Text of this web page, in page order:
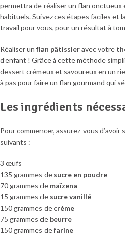
permettra de réaliser un flan onctueux
habituels. Suivez ces étapes faciles et
travail pour vous, pour un résultat à
Réaliser un flan pâtissieravec votre
d’enfant ! Grâce à cette méthode
dessert crémeux et savoureux en un
à pas pour faire un flan gourmand qui
Les ingrédients
Pour commencer, assurez-vous
suivants :
3 œufs
135 grammes de sucre en poudre
70 grammes de maïzena
15 grammes de sucre vanillé
150 grammes de crème
75 grammes de beurre
150 grammes defarine